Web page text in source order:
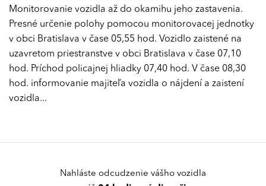
Monitorovanie vozidla až do okamihu jeho zastavenia.
Presné určenie polohy pomocou monitorovacej jednotky
v obci Bratislava v čase 05,55 hod. Vozidlo zaistené na
uzavretom priestranstve v obci Bratislava v čase 07,10
hod. Príchod policajnej hliadky 07,40 hod. V čase 08,30
hod. informovanie majiteľa vozidla o nájdení a zaistení
vozidla...
Nahláste odcudzenie vášho vozidla